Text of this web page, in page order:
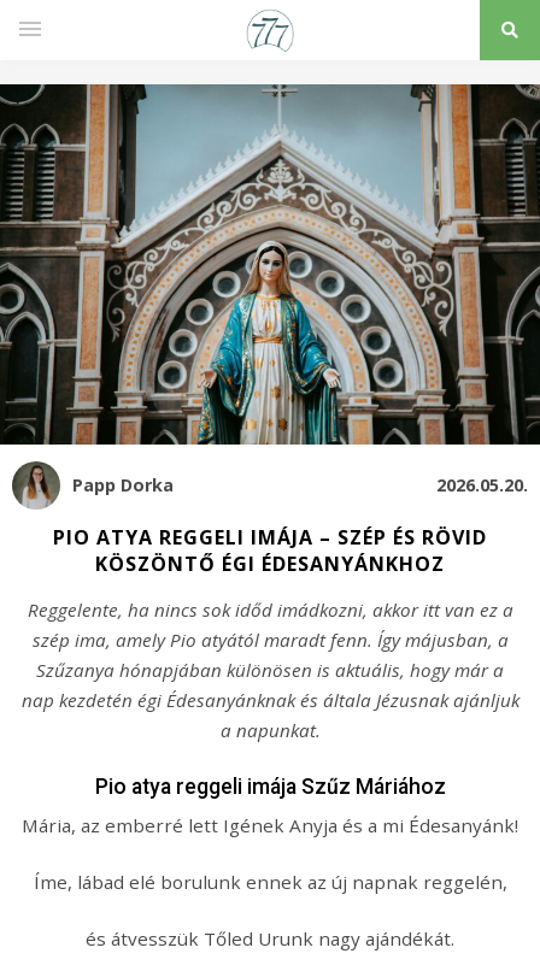
Papp Dorka 2026.05.20.
PIO ATYA REGGELI IMÁJA – SZÉP ÉS RÖVID
KÖSZÖNTŐ ÉGI ÉDESANYÁNKHOZ
Reggelente, ha nincs sok időd imádkozni, akkor itt van ez a
szép ima, amely Pio atyától maradt fenn. Így májusban, a
Szűzanya hónapjában különösen is aktuális, hogy már a
nap kezdetén égi Édesanyánknak és általa Jézusnak ajánljuk
a napunkat.
Pio atya reggeli imája Szűz Máriához
Mária, az emberré lett Igének Anyja és a mi Édesanyánk!
Íme, lábad elé borulunk ennek az új napnak reggelén,
és átvesszük Tőled Urunk nagy ajándékát.